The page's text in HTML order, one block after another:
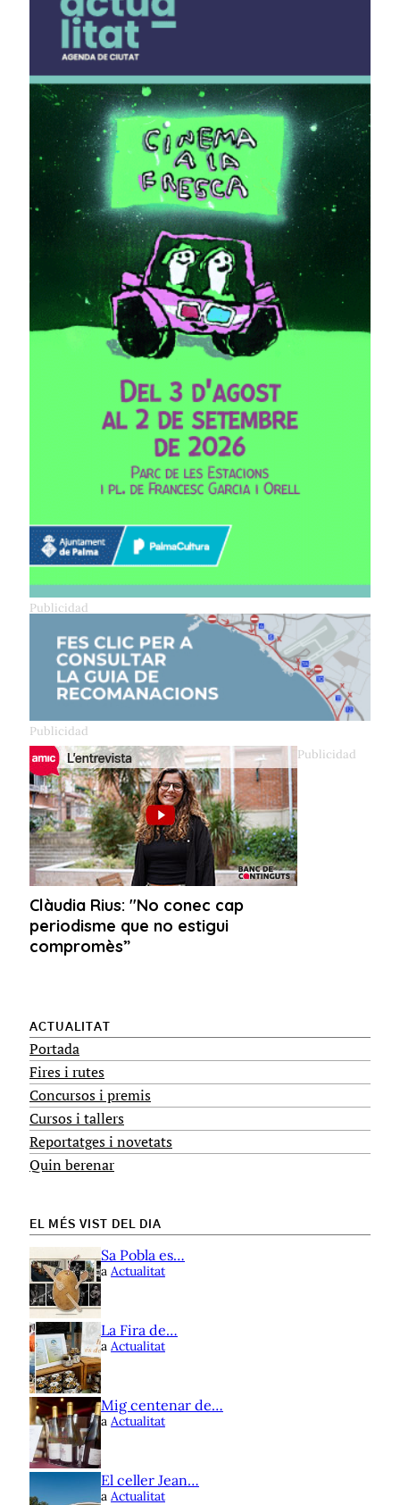
ACTUALITAT
Portada
Fires i rutes
Concursos i premis
Cursos i tallers
Reportatges i novetats
Quin berenar
EL MÉS VIST DEL DIA
Sa Pobla es…
a Actualitat
La Fira de…
a Actualitat
Mig centenar de…
a Actualitat
El celler Jean…
a Actualitat